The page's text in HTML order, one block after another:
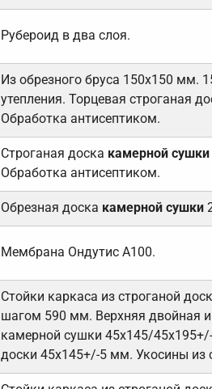
Рубероид в два слоя.
Из обрезного бруса 150х150 мм.
утепления. Торцевая строганая
Обработка антисептиком.
Строганая доска камерной сушки
Обработка антисептиком.
Обрезная доска камерной сушки
Мембрана Ондутис А100.
Стойки каркаса из строганой
шагом 590 мм. Верхняя двойная
камерной сушки 45х145/
доски 45х145+/-5 мм. Укосины из